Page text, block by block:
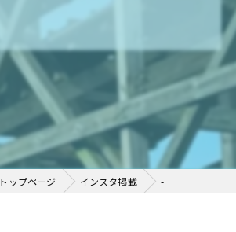
トップページ インスタ掲載 -